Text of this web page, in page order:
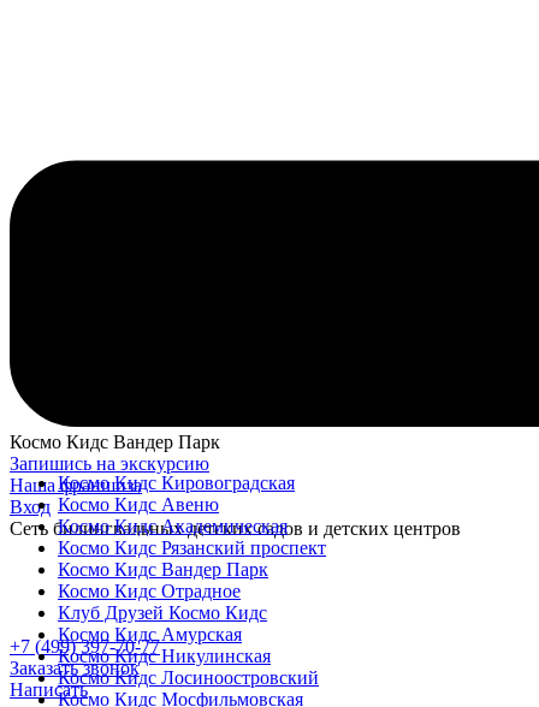
Космо Кидс Вандер Парк
Космо Кидс Кировоградская
Космо Кидс Авеню
Космо Кидс Академическая
Космо Кидс Рязанский проспект
Космо Кидс Вандер Парк
Космо Кидс Отрадное
Клуб Друзей Космо Кидс
Космо Кидс Амурская
Космо Кидс Никулинская
Космо Кидс Лосиноостровский
Космо Кидс Мосфильмовская
Запишись на экскурсию
Наша франшиза
Вход
Сеть билингвальных детских садов и детских центров
+7 (499) 397-70-77
Заказать звонок
Написать